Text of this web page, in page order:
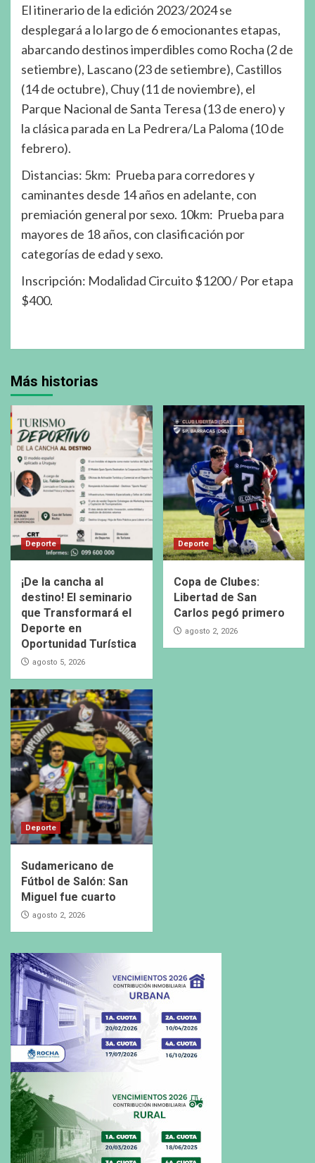
El itinerario de la edición 2023/2024 se
desplegará a lo largo de 6 emocionantes etapas,
abarcando destinos imperdibles como Rocha (2 de
setiembre), Lascano (23 de setiembre), Castillos
(14 de octubre), Chuy (11 de noviembre), el
Parque Nacional de Santa Teresa (13 de enero) y
la clásica parada en La Pedrera/La Paloma (10 de
febrero).
Distancias: 5km: Prueba para corredores y
caminantes desde 14 años en adelante, con
premiación general por sexo. 10km: Prueba para
mayores de 18 años, con clasificación por
categorías de edad y sexo.
Inscripción: Modalidad Circuito $1200 / Por etapa
$400.
Más historias
Deporte
¡De la cancha al
destino! El seminario
que Transformará el
Deporte en
Oportunidad Turística
agosto 5, 2026
Deporte
Copa de Clubes:
Libertad de San
Carlos pegó primero
agosto 2, 2026
Deporte
Sudamericano de
Fútbol de Salón: San
Miguel fue cuarto
agosto 2, 2026